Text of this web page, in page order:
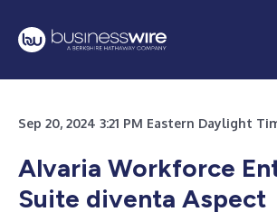
Sep 20, 2024 3:21 PM Eastern Daylight
Alvaria Workforce
Suite diventa Aspect